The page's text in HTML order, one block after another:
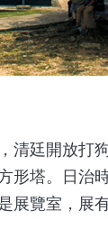
廷開放打
形塔。日治
展覽室，展